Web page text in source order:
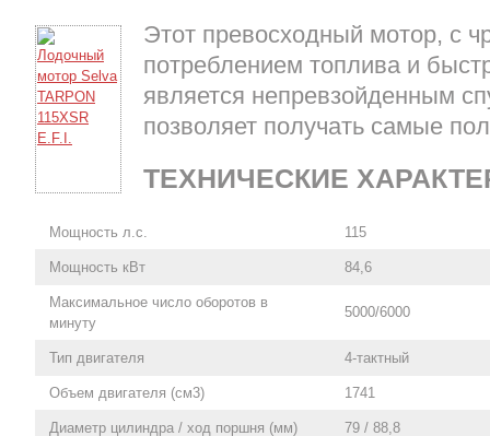
Этот превосходный мотор, с
потреблением топлива и
является непревзойденным
позволяет получать самые
ТЕХНИЧЕСКИЕ
Мощность л.с. 115
Мощность кВт 84,6
Максимальное число оборотов в
минуту
5000/6000
Тип двигателя 4-тактный
Объем двигателя (см3) 1741
Диаметр цилиндра / ход поршня (мм) 79 / 88,8